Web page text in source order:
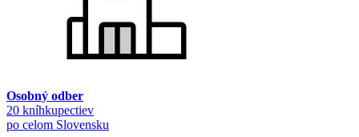
Osobný odber
20 kníhkupectiev
po celom Slovensku